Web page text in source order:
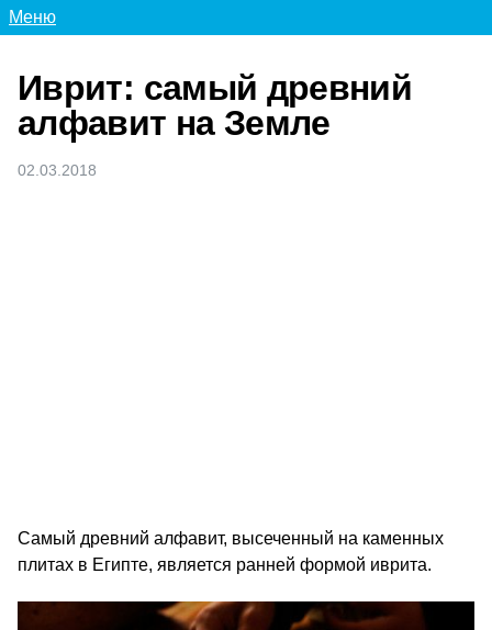
Меню
Иврит: самый древний
алфавит на Земле
02.03.2018
Самый древний алфавит, высеченный на каменных
плитах в Египте, является ранней формой иврита.